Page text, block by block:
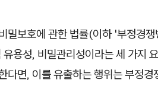
밀보호에 관한 법률(이하 '부정경
용성, 비밀관리성이라는 세 가지
다면, 이를 유출하는 행위는 부정